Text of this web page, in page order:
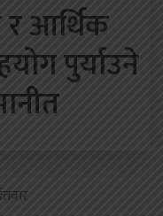
र आर्थिक
पुर्याउने